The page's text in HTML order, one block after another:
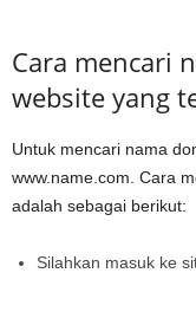
Cara mencari
website yang
Untuk mencari nama
www.name.com. Cara
adalah sebagai berikut:
Silahkan masuk ke